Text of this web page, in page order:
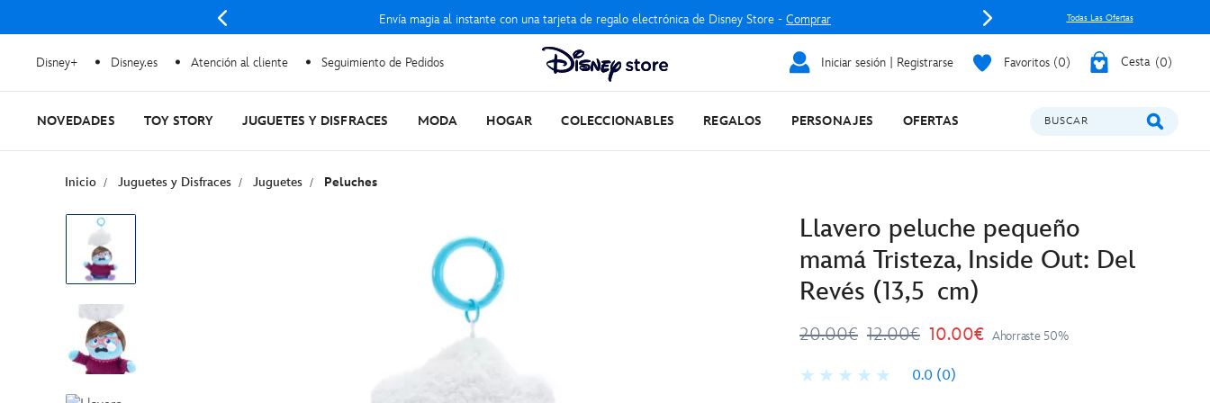
Envía magia al instante con una tarjeta de regalo electrónica de Disney Store - Comprar Todas Las Ofertas
Disney+ Disney.es Atención al cliente Seguimiento de Pedidos Iniciar sesión | Registrarse Favoritos 0 Cesta 0
NOVEDADES TOY STORY JUGUETES Y DISFRACES MODA HOGAR COLECCIONABLES REGALOS PERSONAJES OFERTAS BUSCAR
Inicio Juguetes y Disfraces Juguetes Peluches
Llavero peluche pequeño
mamá Tristeza, Inside Out: Del
Revés (13,5 cm)
20.00€ 12.00€ 10.00€ Ahorraste 50%
0.0 (0)